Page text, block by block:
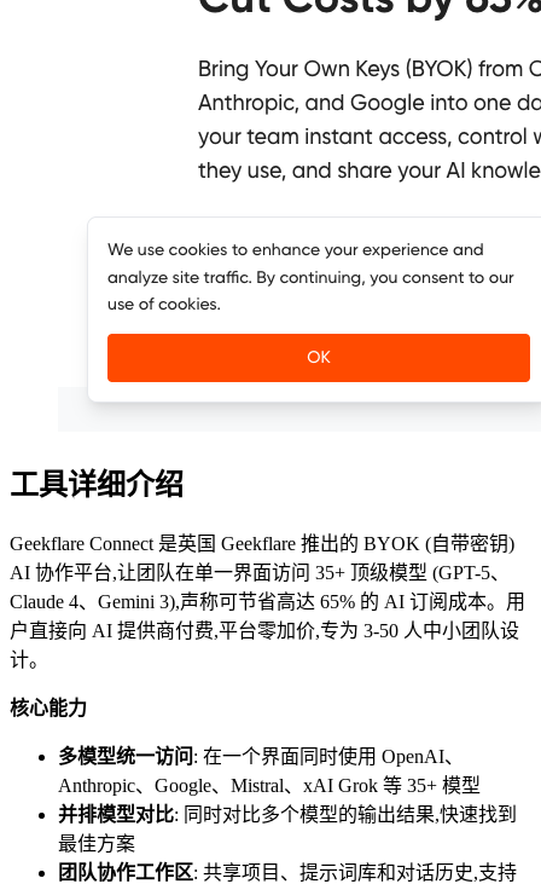
工具详细介绍
Geekflare Connect 是英国 Geekflare 推出的 BYOK (自带密钥)
AI 协作平台,让团队在单一界面访问 35+ 顶级模型 (GPT-5、
Claude 4、Gemini 3),声称可节省高达 65% 的 AI 订阅成本。用
户直接向 AI 提供商付费,平台零加价,专为 3-50 人中小团队设
计。
核心能力
多模型统一访问 : 在一个界面同时使用 OpenAI、
Anthropic、Google、Mistral、xAI Grok 等 35+ 模型
并排模型对比: 同时对比多个模型的输出结果,快速找到
最佳方案
团队协作工作区: 共享项目、提示词库和对话历史,支持